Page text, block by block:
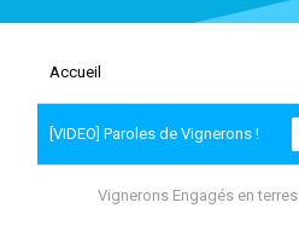
Accueil
[VIDEO] Paroles de Vignerons !
Vignerons Engagés en terres